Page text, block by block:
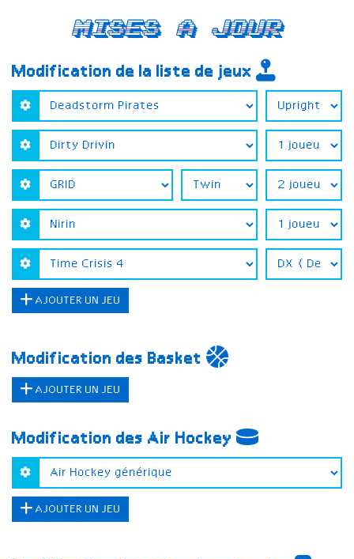
Mises a jour
Modification de la liste de jeux
AJOUTER UN JEU
Modification des Basket
AJOUTER UN JEU
Modification des Air Hockey
AJOUTER UN JEU